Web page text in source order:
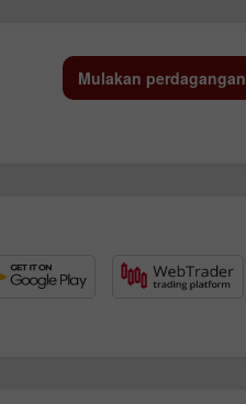
Mulakan perdagangan